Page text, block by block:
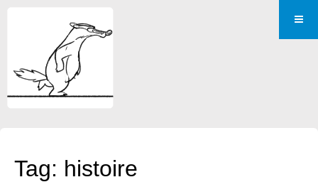
Tag: histoire